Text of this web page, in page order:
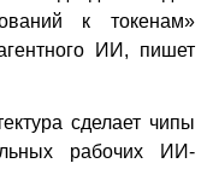
к токенам»
ИИ, пишет
сделает чипы
рабочих ИИ-